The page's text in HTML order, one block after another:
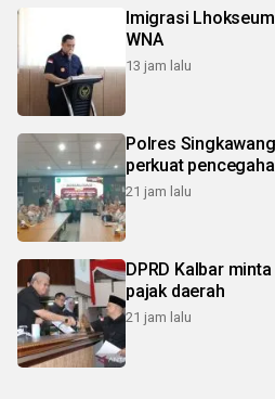
Imigrasi
WNA
13 jam lalu
Polres
perkuat
21 jam lalu
DPRD Kalbar
pajak daerah
21 jam lalu